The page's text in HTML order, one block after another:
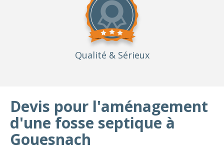
Qualité & Sérieux
Devis pour l'aménagement
d'une fosse septique à
Gouesnach